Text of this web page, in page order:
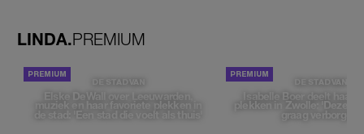
LINDA.PREMIUM
DE STAD VAN
Elske DeWall over Leeuwarden,
muziek en haar favoriete plekken in
de stad: 'Een stad die voelt als thuis'
DE STAD VAN
Isabelle Boer deelt haar
plekken in Zwolle: 'Deze
graag verborgen'